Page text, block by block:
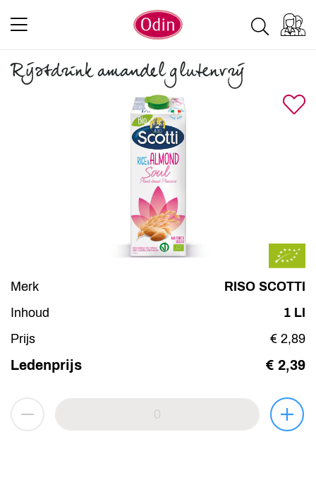
Rijstdrink amandel glutenvrij
Merk
RISO SCOTTI
Inhoud
1 LI
Prijs
€ 2,89
Ledenprijs € 2,39